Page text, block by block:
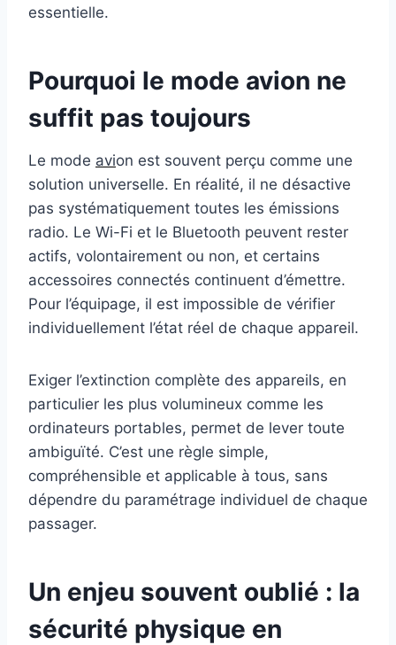
essentielle.
Pourquoi le mode avion ne
suffit pas toujours
Le mode avion est souvent perçu comme une
solution universelle. En réalité, il ne désactive
pas systématiquement toutes les émissions
radio. Le Wi-Fi et le Bluetooth peuvent rester
actifs, volontairement ou non, et certains
accessoires connectés continuent d’émettre.
Pour l’équipage, il est impossible de vérifier
individuellement l’état réel de chaque appareil.
Exiger l’extinction complète des appareils, en
particulier les plus volumineux comme les
ordinateurs portables, permet de lever toute
ambiguïté. C’est une règle simple,
compréhensible et applicable à tous, sans
dépendre du paramétrage individuel de chaque
passager.
Un enjeu souvent oublié : la
sécurité physique en